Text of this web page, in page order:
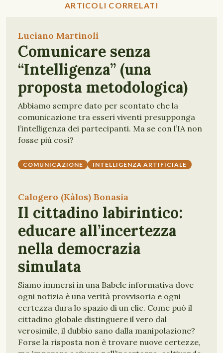
ARTICOLI CORRELATI
Luciano Martinoli
Comunicare senza
“Intelligenza” (una
proposta metodologica)
Abbiamo sempre dato per scontato che la
comunicazione tra esseri viventi presupponga
l’intelligenza dei partecipanti. Ma se con l’IA non
fosse più così?
COMUNICAZIONE INTELLIGENZA ARTIFICIALE
Calogero (Kàlos) Bonasia
Il cittadino labirintico:
educare all’incertezza
nella democrazia
simulata
Siamo immersi in una Babele informativa dove
ogni notizia è una verità provvisoria e ogni
certezza dura lo spazio di un clic. Come può il
cittadino globale distinguere il vero dal
verosimile, il dubbio sano dalla manipolazione?
Forse la risposta non è trovare nuove certezze,